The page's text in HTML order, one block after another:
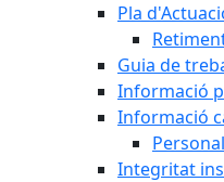
Pla
Guia de
Informació
Informació
Integritat